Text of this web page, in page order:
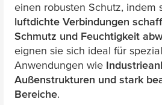
einen robusten Schutz, indem
luftdichte Verbindungen
Schmutz und Feuchtigkeit
eignen sie sich ideal für
Anwendungen wie
Außenstrukturen und stark
Bereiche.